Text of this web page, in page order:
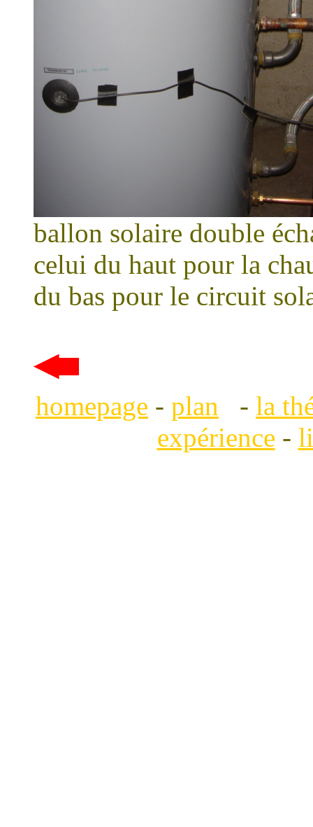
ballon solaire double
celui du haut pour la
du bas pour le circuit
homepage - plan - la
expérience -